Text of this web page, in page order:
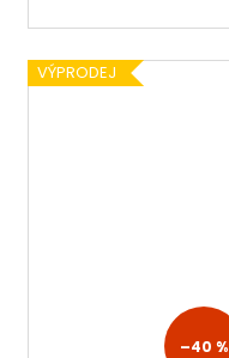
VÝPRODEJ
–40 %